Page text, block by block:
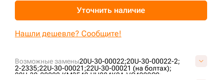
Возможные замены20U-30-00022;20U-30-00022-2;
2-2335;22U-30-00021;22U-30-00021 (на болтах);
22U-30-00022;KM3542;UH084K0A;VC4020C0;
Уточнить наличие
Нашли дешевле? Сообщите!